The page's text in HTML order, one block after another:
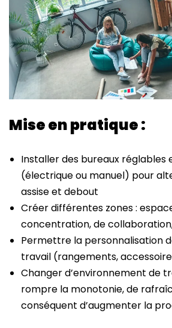
Mise en pratique :
Installer des bureaux réglables
(électrique ou manuel) pour
assise et debout
Créer différentes zones :
concentration, de
Permettre la personnalisation
travail (rangements,
Changer d’environnement de
rompre la monotonie, de
conséquent d’augmenter la